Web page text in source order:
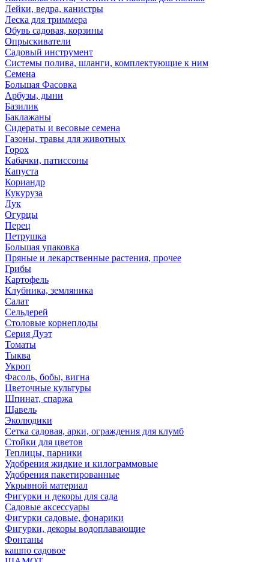
Лейки, ведра, канистры
Леска для триммера
Обувь садовая, корзины
Опрыскиватели
Садовый инструмент
Системы полива, шланги, комплектующие к ним
Семена
Большая Фасовка
Арбузы, дыни
Базилик
Баклажаны
Сидераты и весовые семена
Газоны, травы для животных
Горох
Кабачки, патиссоны
Капуста
Кориандр
Кукуруза
Лук
Огурцы
Перец
Петрушка
Большая упаковка
Пряные и лекарственные растения, прочее
Грибы
Картофель
Клубника, земляника
Салат
Сельдерей
Столовые корнеплоды
Серия Дуэт
Томаты
Тыква
Укроп
Фасоль, бобы, вигна
Цветочные культуры
Шпинат, спаржа
Щавель
Эколюдики
Сетка садовая, арки, ограждения для клумб
Стойки для цветов
Теплицы, парники
Удобрения жидкие и килограммовые
Удобрения пакетированные
Укрывной материал
Фигурки и декоры для сада
Садовые аксессуары
Фигурки садовые, фонарики
Фигурки, декоры водоплавающие
Фонтаны
кашпо садовое